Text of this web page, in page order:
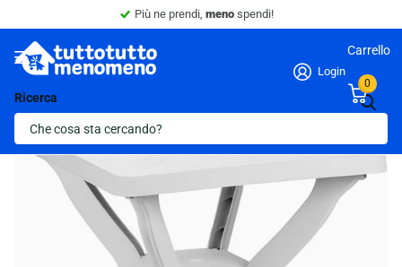
Sconto 10% - Minimo 4 articoli nel carrello.
Ricerca
Login
Carrello
0